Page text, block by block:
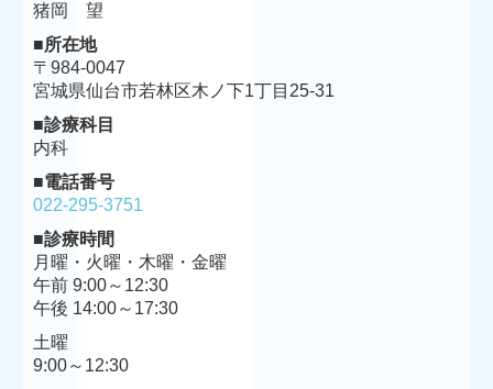
猪岡 望
■所在地
〒 984-0047
宮城県仙台市若林区木ノ下1丁目25-31
■診療科目
内科
■電話番号
022-295-3751
■診療時間
月曜・火曜・木曜・金曜
午前 9:00～12:30
午後 14:00～17:30
土曜
9:00～12:30